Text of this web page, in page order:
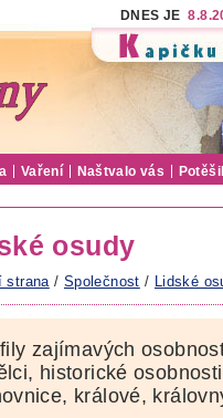
DNES JE
Vaření Naštvalo vás
osudy
strana / Společnost / Lidské
zajímavých
historické
králové,